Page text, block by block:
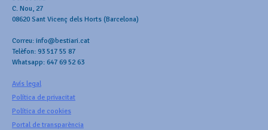
C. Nou, 27
08620 Sant Vicenç dels Horts (Barcelona)
Correu: info@bestiari.cat
Telèfon: 93 517 55 87
Whatsapp: 647 69 52 63
Avís legal
Política de privacitat
Política de cookies
Portal de transparència